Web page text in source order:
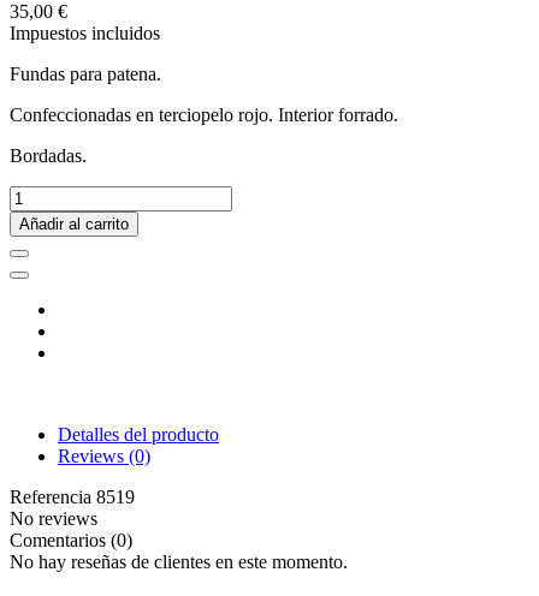
35,00 €
Impuestos incluidos
Fundas para patena.
Confeccionadas en terciopelo rojo. Interior forrado.
Bordadas.
Añadir al carrito
Detalles del producto
Reviews (0)
Referencia 8519
No reviews
Comentarios (0)
No hay reseñas de clientes en este momento.